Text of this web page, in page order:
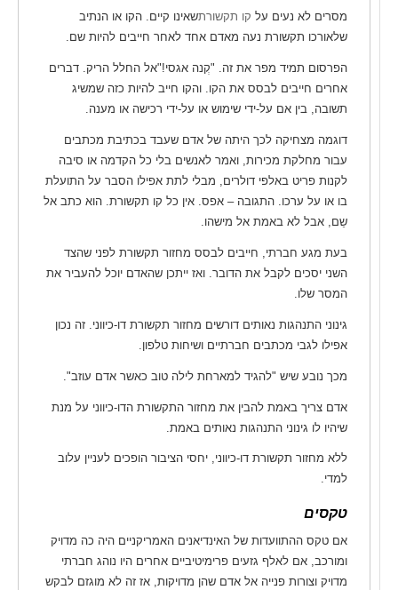
מסרים לא נעים על קו תקשורתשאינו קיים. הקו או הנתיב
שלאורכו תקשורת נעה מאדם אחד לאחר חייבים להיות שם.
הפרסום תמיד מפר את זה. "קְנה אגסי!"אל החלל הריק. דברים
אחרים חייבים לבסס את הקו. והקו חייב להיות כזה שמשיג
תשובה, בין אם על-ידי שימוש או על-ידי רכישה או מענה.
דוגמה מצחיקה לכך היתה של אדם שעבד בכתיבת מכתבים
עבור מחלקת מכירות, ואמר לאנשים בלי כל הקדמה או סיבה
לקנות פריט באלפי דולרים, מבלי לתת אפילו הסבר על התועלת
בו או על ערכו. התגובה – אפס. אין כל קו תקשורת. הוא כתב אל
שֵם, אבל לא באמת אל מישהו.
בעת מגע חברתי, חייבים לבסס מחזור תקשורת לפני שהצד
השני יסכים לקבל את הדובר. ואז ייתכן שהאדם יוכל להעביר את
המסר שלו.
גינוני התנהגות נאותים דורשים מחזור תקשורת דו-כיווני. זה נכון
אפילו לגבי מכתבים חברתיים ושיחות טלפון.
מכך נובע שיש "להגיד למארחת לילה טוב כאשר אדם עוזב".
אדם צריך באמת להבין את מחזור התקשורת הדו-כיווני על מנת
שיהיו לו גינוני התנהגות נאותים באמת.
ללא מחזור תקשורת דו-כיווני, יחסי הציבור הופכים לעניין עלוב
למדי.
טקסים
אם טקס ההתוועדות של האינדיאנים האמריקניים היה כה מדויק
ומורכב, אם לאלף גזעים פרימיטיביים אחרים היו נוהג חברתי
מדויק וצורות פנייה אל אדם שהן מדויקות, אז זה לא מוגזם לבקש